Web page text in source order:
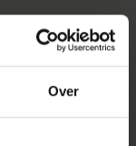
Over
dan zijn
bank met chaise